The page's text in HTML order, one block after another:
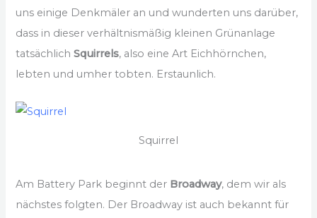
uns einige Denkmäler an und wunderten uns darüber,
dass in dieser verhältnismäßig kleinen Grünanlage
tatsächlichSquirrels, also eine Art Eichhörnchen,
lebten und umher tobten. Erstaunlich.
Squirrel
Am Battery Park beginnt der Broadway, dem wir als
nächstes folgten. Der Broadway ist auch bekannt für